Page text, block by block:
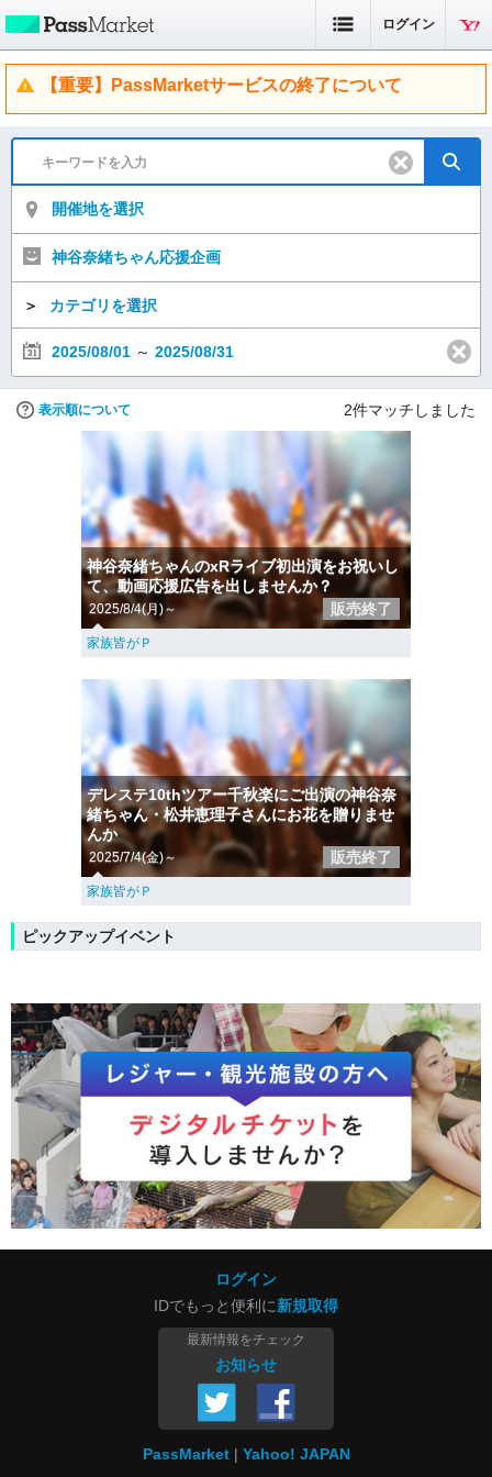
ログイン
【重要】PassMarketサービスの終了について
開催地を選択
神谷奈緒ちゃん応援企画
＞ カテゴリを選択
2025/08/01 ～ 2025/08/31
表示順について 2件マッチしました
神谷奈緒ちゃんのxRライブ初出演をお祝いし
て、動画応援広告を出しませんか？
2025/8/4(月)～ 販売終了
家族皆がＰ
デレステ10thツアー千秋楽にご出演の神谷奈
緒ちゃん・松井恵理子さんにお花を贈りませ
んか
2025/7/4(金)～ 販売終了
家族皆がＰ
ピックアップイベント
ログイン
IDでもっと便利に新規取得
最新情報をチェック
お知らせ
PassMarket Yahoo! JAPAN